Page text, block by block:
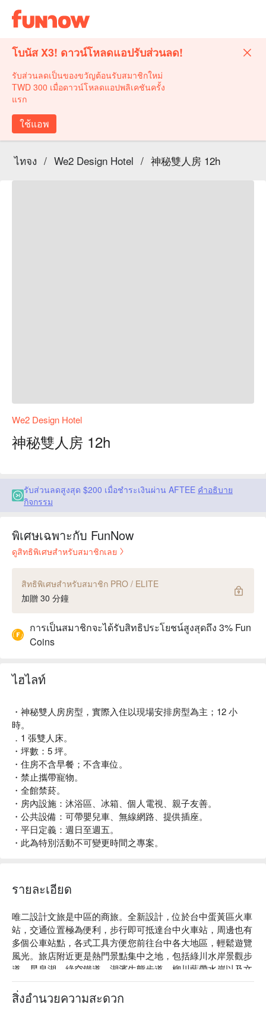
โบนัส X3! ดาวน์โหลดแอปรับส่วนลด!
รับส่วนลดเป็นของขวัญต้อนรับสมาชิกใหม่
TWD 300 เมื่อดาวน์โหลดแอปพลิเคชันครั้ง
แรก
ใช้แอพ
ไทจง / We2 Design Hotel / 神秘雙人房 12h
We2 Design Hotel
神秘雙人房 12h
รับส่วนลดสูงสุด $200 เมื่อชำระเงินผ่าน AFTEE คำอธิบาย
กิจกรรม
พิเศษเฉพาะกับ FunNow
ดูสิทธิพิเศษสำหรับสมาชิกเลย
สิทธิพิเศษสำหรับสมาชิก PRO / ELITE
加贈 30 分鐘
การเป็นสมาชิกจะได้รับสิทธิประโยชน์สูงสุดถึง 3% Fun
Coins
ไฮไลท์
・神秘雙人房房型，實際入住以現場安排房型為主；12 小
時。
．1 張雙人床。
・坪數：5 坪。
・住房不含早餐；不含車位。
・禁止攜帶寵物。
・全館禁菸。
・房內設施：沐浴區、冰箱、個人電視、親子友善。
・公共設備：可帶嬰兒車、無線網路、提供插座。
・平日定義：週日至週五。
・此為特別活動不可變更時間之專案。
รายละเอียด
唯二設計文旅是中區的商旅。全新設計，位於台中蛋黃區火車
站，交通位置極為便利，步行即可抵達台中火車站，周邊也有
多個公車站點，各式工具方便您前往台中各大地區，輕鬆遊覽
風光。旅店附近更是熱門景點集中之地，包括綠川水岸景觀步
道、星泉湖、綠空鐵道、湖濱生態步道、柳川藍帶水岸以及文
創聚落等，每一處都值得您細細品味。
唯二設計文旅評價：Google 4.5 星
สิ่งอำนวยความสะดวก